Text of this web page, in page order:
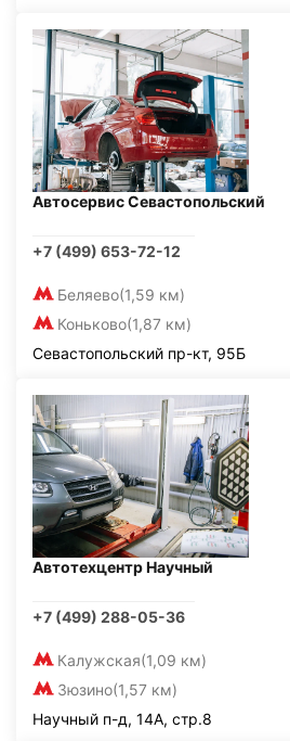
Автосервис Севастопольский
+7 (499) 653-72-12
Беляево(1,59 км)
Коньково(1,87 км)
Севастопольский пр-кт, 95Б
Автотехцентр Научный
+7 (499) 288-05-36
Калужская(1,09 км)
Зюзино(1,57 км)
Научный п-д, 14А, стр.8